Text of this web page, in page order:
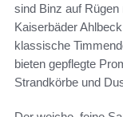
sind Binz auf
Kaiserbäder
klassische
bieten gepflegte
Strandkörbe und